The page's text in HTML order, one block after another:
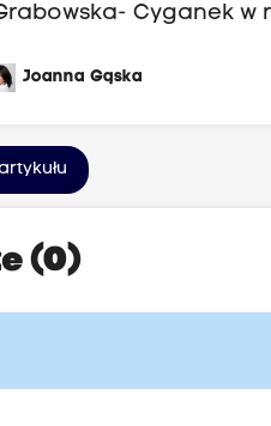
Cyganek w
Joanna Gąska
(0)